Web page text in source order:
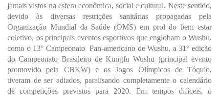
jamais vistos na esfera econômica, social e cultural. Neste sentido,
devido às diversas restrições sanitárias propagadas pela
Organização Mundial da Saúde (OMS) em prol do bem estar
coletivo, os principais eventos esportivos que englobam o Wushu,
como o 13° Campeonato Pan-americano de Wushu, a 31° edição
do Campeonato Brasileiro de Kungfu Wushu (principal evento
promovido pela CBKW) e os Jogos Olímpicos de Tóquio,
tiveram de ser adiados, paralisando completamente o calendário
de competições previstos para 2020. Em tempos difíceis, o